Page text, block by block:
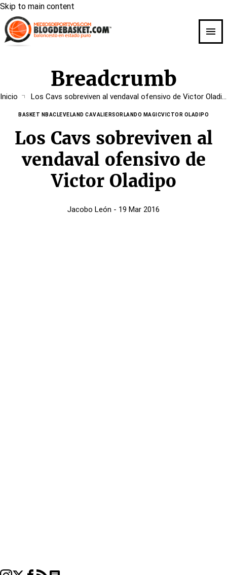
Skip to main content
Breadcrumb
Inicio Los Cavs sobreviven al vendaval ofensivo de Victor Oladipo
BASKET NBACLEVELAND CAVALIERSORLANDO MAGICVICTOR OLADIPO
Los Cavs sobreviven al
vendaval ofensivo de
Victor Oladipo
Jacobo León - 19 Mar 2016